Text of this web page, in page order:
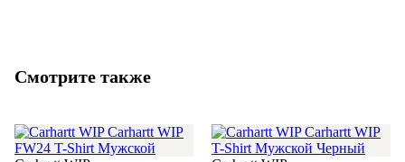
Смотрите также